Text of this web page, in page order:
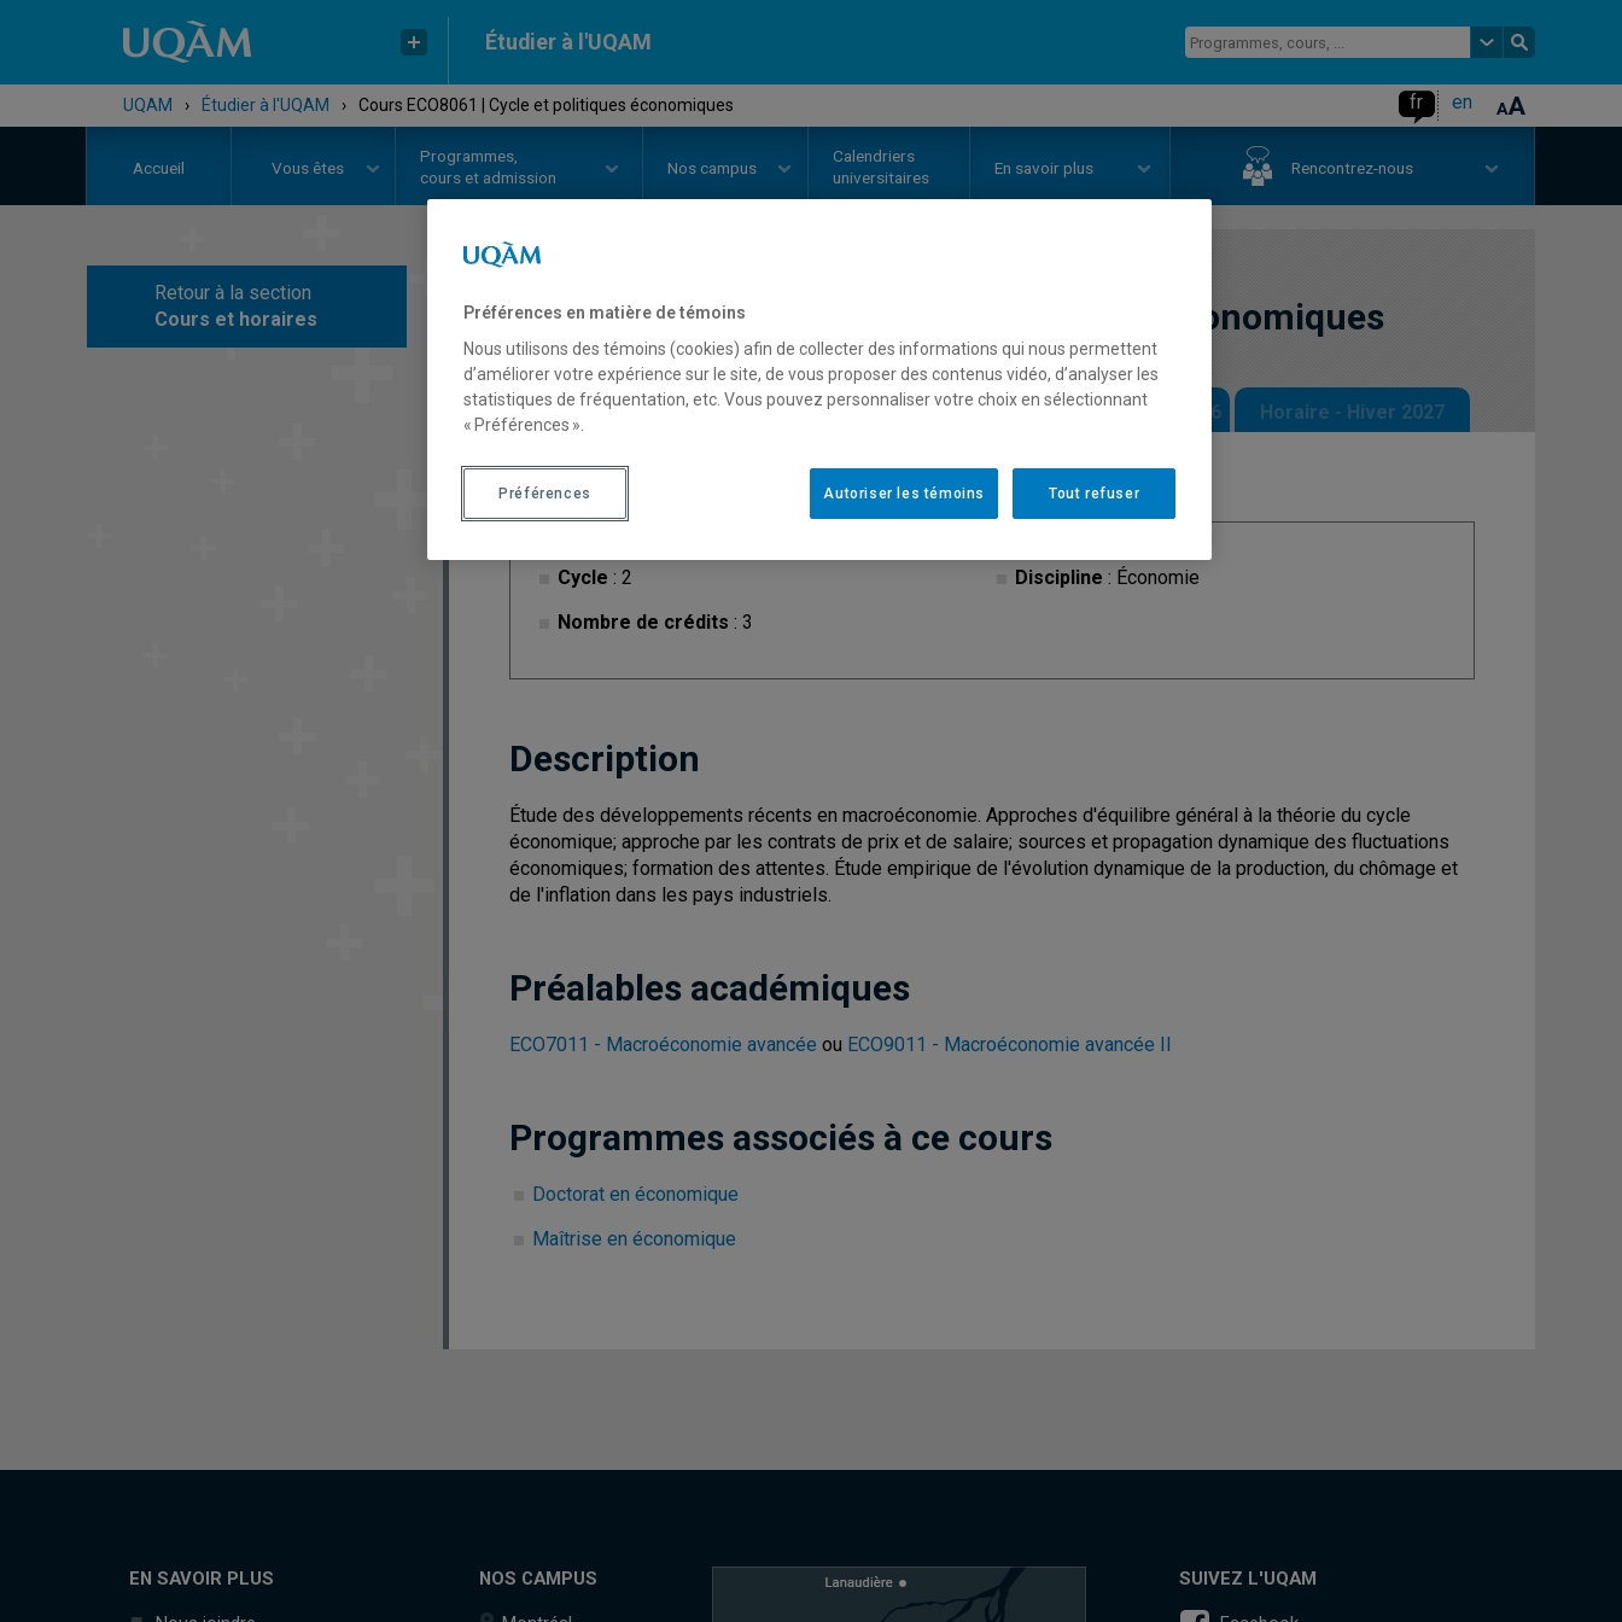
Étudier à l'UQAM
UQAM › Étudier à l'UQAM › Cours ECO8061 | Cycle et politiques économiques fr en
Accueil Vous êtes
Programmes,
cours et admission
Nos campus
Calendriers
universitaires
En savoir plus Rencontrez-nous
Retour à la section
Cours et horaires
COURS// ECO8061 Cycle et politiques économiques
Description Horaire - Été 2026 Horaire - Automne 2026 Horaire - Hiver 2027
Cycle : 2
Nombre de crédits : 3
Discipline : Économie
Description
Étude des développements récents en macroéconomie. Approches d'équilibre général à la théorie du cycle
économique; approche par les contrats de prix et de salaire; sources et propagation dynamique des fluctuations
économiques; formation des attentes. Étude empirique de l'évolution dynamique de la production, du chômage et
de l'inflation dans les pays industriels.
Préalables académiques
ECO7011 - Macroéconomie avancée ou ECO9011 - Macroéconomie avancée II
Programmes associés à ce cours
Doctorat en économique
Maîtrise en économique
EN SAVOIR PLUS NOS CAMPUS SUIVEZ L'UQAM
Préférences en matière de témoins
Nous utilisons des témoins (cookies) afin de collecter des informations qui nous permettent
d’améliorer votre expérience sur le site, de vous proposer des contenus vidéo, d’analyser les
statistiques de fréquentation, etc. Vous pouvez personnaliser votre choix en sélectionnant
« Préférences ».
Tout refuser
Autoriser les témoins
Préférences